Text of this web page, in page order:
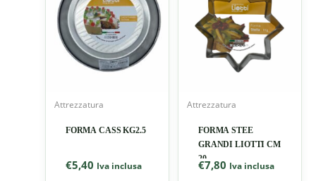
Attrezzatura
FORMA CASS KG2.5
€5,40 Iva inclusa
Attrezzatura
FORMA STEE
GRANDI LIOTTI CM
20
€7,80 Iva inclusa